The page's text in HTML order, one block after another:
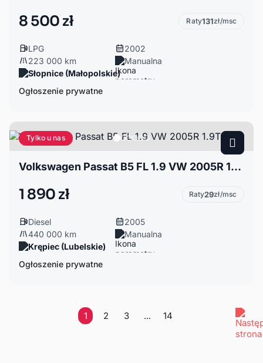
8 500 zł Raty131zł/msc
LPG
2002
223 000 km
Manualna
Słopnice (Małopolskie)
Ogłoszenie prywatne
Tylko u nas
Volkswagen Passat B5 FL 1.9 VW 2005R 1.9TDI
1 890 zł Raty29zł/msc
Diesel
2005
440 000 km
Manualna
Krępiec (Lubelskie)
Ogłoszenie prywatne
1 2 3 ... 14